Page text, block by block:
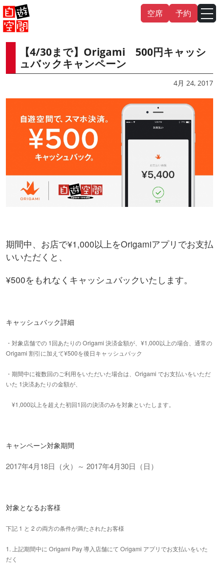
Skip
to
content
空席 予約
【4/30まで】Origami 500円キャッシ
ュバックキャンペーン
4月 24, 2017
期間中、お店で¥1,000以上をOrigamiアプリでお支払
いいただくと、
¥500をもれなくキャッシュバックいたします。
キャッシュバック詳細
・対象店舗での 1回あたりの Origami 決済金額が、¥1,000以上の場合、通常の
Origami 割引に加えて¥500を後日キャッシュバック
・期間中に複数回のご利用をいただいた場合は、Origami でお支払いをいただ
いた 1決済あたりの金額が、
¥1,000以上を超えた初回1回の決済のみを対象といたします。
キャンペーン対象期間
2017年4月18日（火）～ 2017年4月30日（日）
対象となるお客様
下記 1 と 2 の両方の条件が満たされたお客様
1. 上記期間中に Origami Pay 導入店舗にて Origami アプリでお支払いをいた
だく
English 中文（繁體） 中文（简 体 ）
日本語